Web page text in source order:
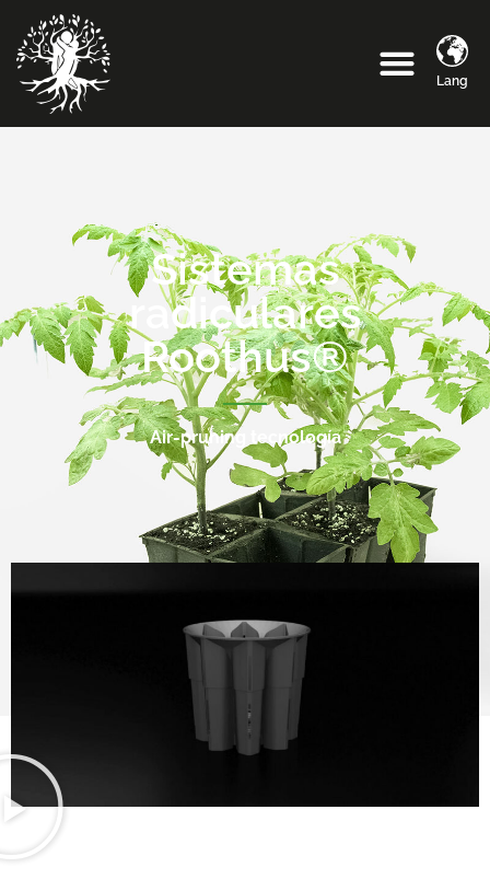
Lang
Sistemas
radiculares
Roothus®
Air-pruning tecnología